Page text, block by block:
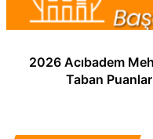
2026 Acıbadem
Taban